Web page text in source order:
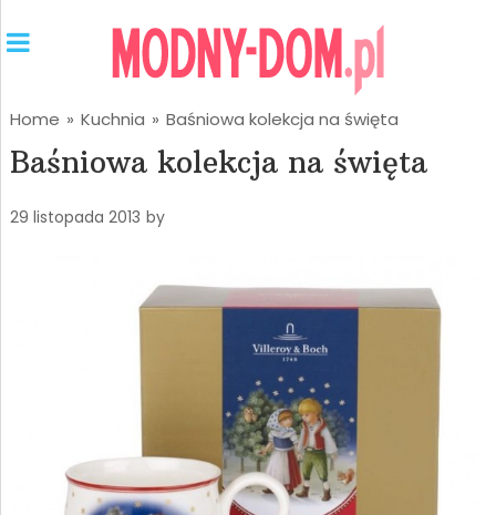
Home » Kuchnia » Baśniowa kolekcja na święta
Baśniowa kolekcja na święta
29 listopada 2013 by